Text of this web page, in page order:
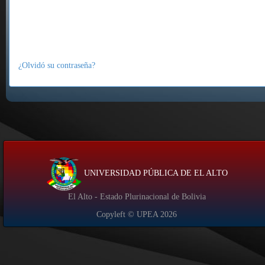
¿Olvidó su contraseña?
UNIVERSIDAD PÚBLICA DE EL ALTO
El Alto - Estado Plurinacional de Bolivia
Copyleft © UPEA2026